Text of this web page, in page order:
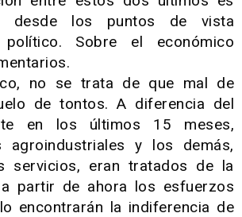
desde los puntos de vista
Sobre el económico
no se trata de que mal de
de tontos. A diferencia del
en los últimos 15 meses,
agroindustriales y los demás,
servicios, eran tratados de la
partir de ahora los esfuerzos
encontrarán la indiferencia de